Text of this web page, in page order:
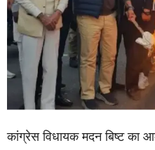
कांग्रेस विधायक मदन बिष्ट का